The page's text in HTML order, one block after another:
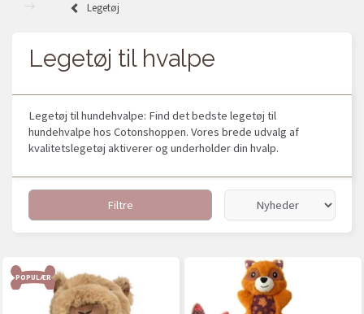
Legetøj
Legetøj til hvalpe
Legetøj til hundehvalpe: Find det bedste legetøj til
hundehvalpe hos Cotonshoppen. Vores brede udvalg af
kvalitetslegetøj aktiverer og underholder din hvalp.
Filtre
POPULÆR